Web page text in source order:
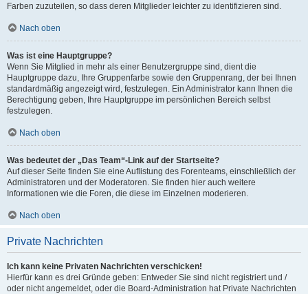
Farben zuzuteilen, so dass deren Mitglieder leichter zu identifizieren sind.
Nach oben
Was ist eine Hauptgruppe?
Wenn Sie Mitglied in mehr als einer Benutzergruppe sind, dient die
Hauptgruppe dazu, Ihre Gruppenfarbe sowie den Gruppenrang, der bei Ihnen
standardmäßig angezeigt wird, festzulegen. Ein Administrator kann Ihnen die
Berechtigung geben, Ihre Hauptgruppe im persönlichen Bereich selbst
festzulegen.
Nach oben
Was bedeutet der „Das Team“-Link auf der Startseite?
Auf dieser Seite finden Sie eine Auflistung des Forenteams, einschließlich der
Administratoren und der Moderatoren. Sie finden hier auch weitere
Informationen wie die Foren, die diese im Einzelnen moderieren.
Nach oben
Private Nachrichten
Ich kann keine Privaten Nachrichten verschicken!
Hierfür kann es drei Gründe geben: Entweder Sie sind nicht registriert und /
oder nicht angemeldet, oder die Board-Administration hat Private Nachrichten